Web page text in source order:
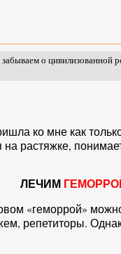
о цивилизованной
ко мне как
растяжке,
ЛЕЧИМ
«геморрой»
репетиторы.